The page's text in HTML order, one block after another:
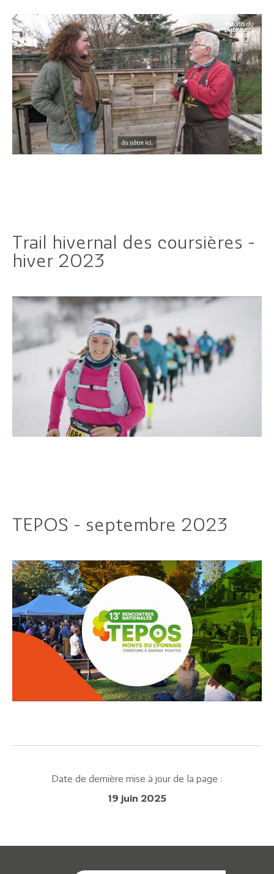
Trail hivernal des coursières -
hiver 2023
TEPOS - septembre 2023
Date de dernière mise à jour de la page :
19 juin 2025
Pratique
Dynamique
Démarches
Annuaire
Agenda
Annuaire
Agenda
Actualités